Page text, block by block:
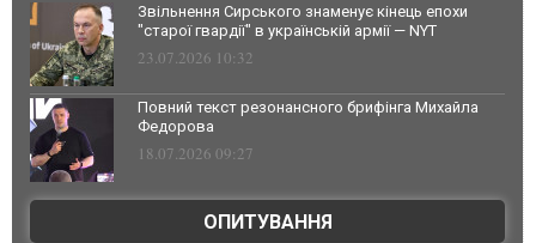
Звільнення Сирського знаменує кінець епохи
"старої гвардії" в українській армії — NYT
23.07.2026 10:32
Повний текст резонансного брифінга Михайла
Федорова
18.07.2026 09:27
ОПИТУВАННЯ